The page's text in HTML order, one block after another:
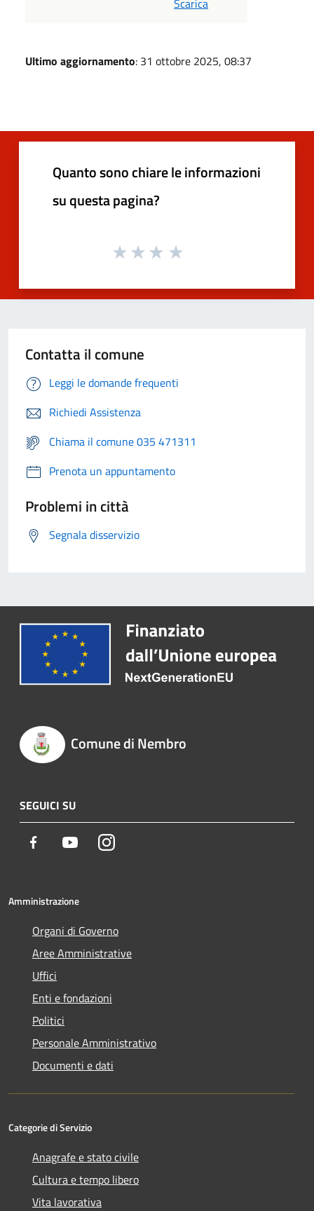
Ultimo aggiornamento: 31 ottobre 2025, 08:37
Quanto sono chiare le informazioni
su questa pagina?
Contatta il comune
Leggi le domande frequenti
Richiedi Assistenza
Chiama il comune 035 471311
Prenota un appuntamento
Problemi in città
Segnala disservizio
Comune di Nembro
SEGUICI SU
Facebook YoutubeInstagram
Amministrazione
Organi di Governo
Aree Amministrative
Uffici
Enti e fondazioni
Politici
Personale Amministrativo
Documenti e dati
Categorie di Servizio
Anagrafe e stato civile
Cultura e tempo libero
Vita lavorativa